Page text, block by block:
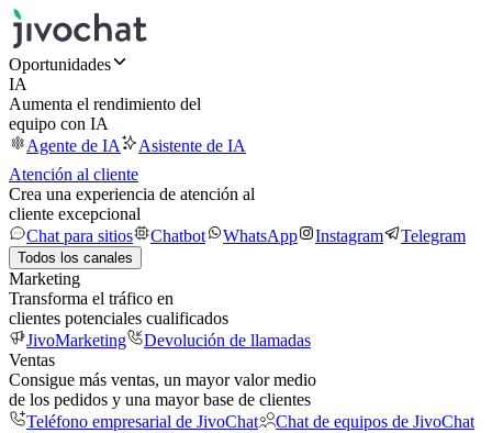
Oportunidades
IA
Aumenta el rendimiento del
equipo con IA
Agente de IA
Asistente de IA
Atención al cliente
Crea una experiencia de atención al
cliente excepcional
Chat para sitios
Chatbot WhatsApp Instagram Telegram
Todos los canales
Marketing
Transforma el tráfico en
clientes potenciales cualificados
JivoMarketing
Devolución de llamadas
Ventas
Consigue más ventas, un mayor valor medio
de los pedidos y una mayor base de clientes
Teléfono empresarial de JivoChat
Chat de equipos de JivoChat